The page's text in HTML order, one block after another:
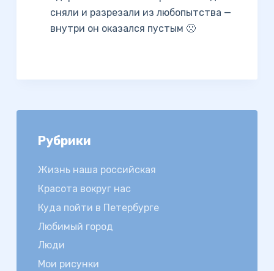
сняли и разрезали из любопытства —
внутри он оказался пустым 🙁
Рубрики
Жизнь наша российская
Красота вокруг нас
Куда пойти в Петербурге
Любимый город
Люди
Мои рисунки